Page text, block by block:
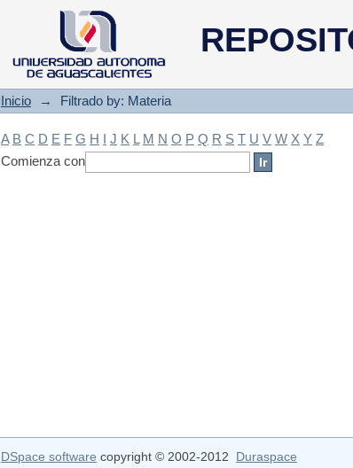
Filtrado by: Materia
Inicio → Filtrado by: Materia
A B C D E F G H I J K L M N O P Q R S T U V W X Y Z
Comienza con
DSpace software copyright © 2002-2012 Duraspace